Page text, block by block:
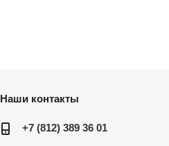
Наши контакты
+7 (812) 389 36 01